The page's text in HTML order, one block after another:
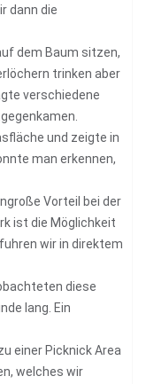
dann die
dem Baum sitzen,
trinken aber
verschiedene
und zeigte in
man erkennen,
Vorteil bei der
ist die Möglichkeit
wir in direktem
diese
lang. Ein
einer Picknick Area
welches wir